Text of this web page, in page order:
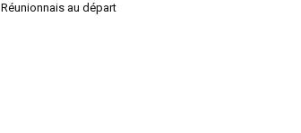
Réunionnais au départ